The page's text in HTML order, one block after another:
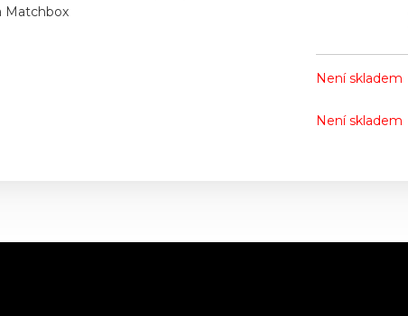
Matchbox
Není skladem
Není skladem